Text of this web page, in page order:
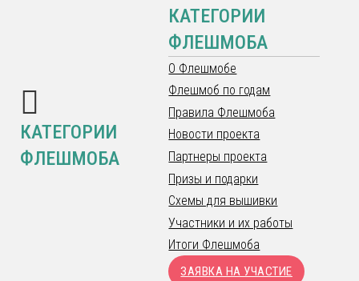
КАТЕГОРИИ
ФЛЕШМОБА
КАТЕГОРИИ
ФЛЕШМОБА
О Флешмобе
Флешмоб по годам
Правила Флешмоба
Новости проекта
Партнеры проекта
Призы и подарки
Схемы для вышивки
Участники и их работы
Итоги Флешмоба
ЗАЯВКА НА УЧАСТИЕ